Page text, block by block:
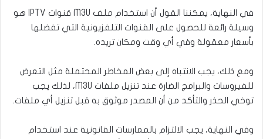
في النهاية، يمكننا القول أن استخدام ملف M3U قنوات IPTV هو
وسيلة رائعة للحصول على القنوات التلفزيونية التي تفضلها
بأسعار معقولة وفي أي وقت ومكان تريده.
ومع ذلك، يجب الانتباه إلى بعض المخاطر المحتملة مثل التعرض
للفيروسات والبرامج الضارة عند تنزيل ملفات M3U، لذلك يجب
توخي الحذر والتأكد من أن المصدر موثوق به قبل تنزيل أي ملفات.
وفي النهاية، يجب الالتزام بالممارسات القانونية عند استخدام